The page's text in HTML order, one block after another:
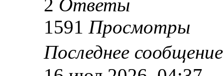
2 Ответы
1591 Просмотры
Последнее